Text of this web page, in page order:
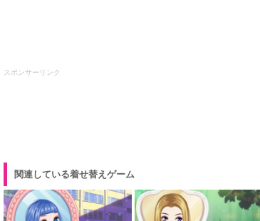
スポンサーリンク
関連している着せ替えゲーム